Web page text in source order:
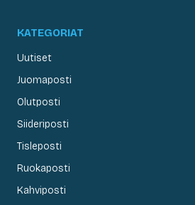
KATEGORIAT
Uutiset
Juomaposti
Olutposti
Siideriposti
Tisleposti
Ruokaposti
Kahviposti